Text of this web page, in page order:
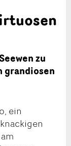
zu
grandiosen
ein